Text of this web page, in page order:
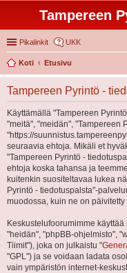
Tampereen
Pikalinkit UKK
Koti
Etusivu
Tampereen Pyrintö -
Käyttämällä "Tampereen
"meitä", "meidän", "Tampereen
"https://
seuraavia ehtoja. Mikäli et
"Tampereen Pyrintö -
ehtoja koska tahansa ja
kuitenkin suositeltavaa lukea
Pyrintö - tiedotuspalsta"-
muodossa, kuin ne on päivitetty
Keskustelufoorumimme
"heidän", "phpBB-ohjelmisto",
Tiimit"), joka on julkaistu "
"GPL") ja se voidaan ladata
vain ympäristön internet-